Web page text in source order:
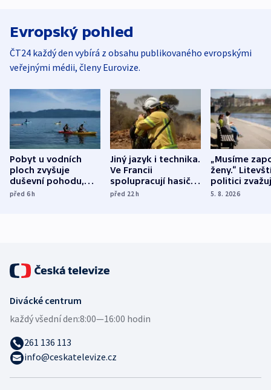
Evropský pohled
ČT24 každý den vybírá z obsahu publikovaného evropskými
veřejnými médii, členy Eurovize.
Pobyt u vodních
ploch zvyšuje
duševní pohodu,
ukázala
před 6h
Jiný jazyk i technika.
Ve Francii
spolupracují hasiči z
různých zemí
před 22h
„Musíme
ženy.“
politici
dohodu o
5. 8. 2026
Divácké centrum
každý všední den:8:00—16:00 hodin
261 136 113
info@ceskatelevize.cz